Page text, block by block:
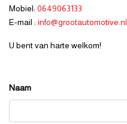
Mobiel: 0649063133
E-mail : info@grootautomotive.nl
U bent van harte welkom!
Naam